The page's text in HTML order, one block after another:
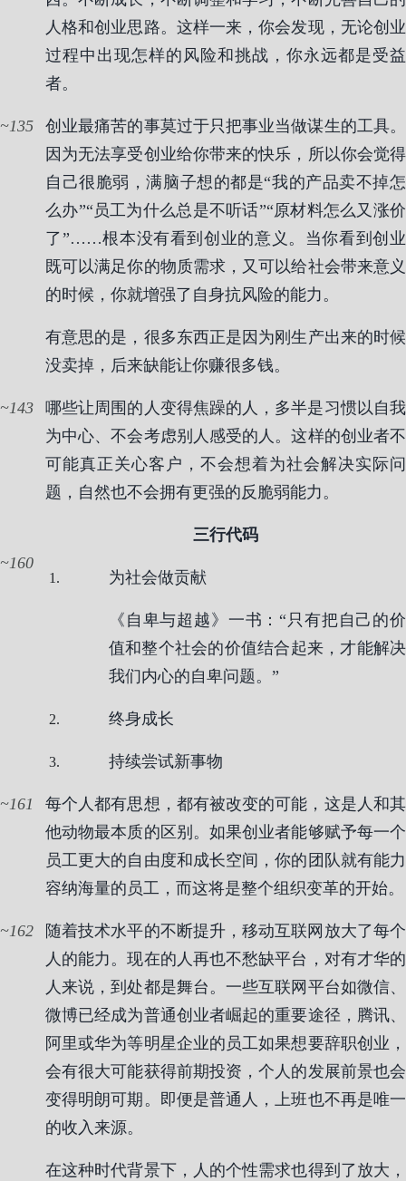
人格和创业思路。这样一来，你会发现，无论创业
过程中出现怎样的风险和挑战，你永远都是受益
者。
135
创业最痛苦的事莫过于只把事业当做谋生的工具。
因为无法享受创业给你带来的快乐，所以你会觉得
自己很脆弱，满脑子想的都是“我的产品卖不掉怎
么办”“员工为什么总是不听话”“原材料怎么又涨价
了”……根本没有看到创业的意义。当你看到创业
既可以满足你的物质需求，又可以给社会带来意义
的时候，你就增强了自身抗风险的能力。
有意思的是，很多东西正是因为刚生产出来的时候
没卖掉，后来缺能让你赚很多钱。
143
哪些让周围的人变得焦躁的人，多半是习惯以自我
为中心、不会考虑别人感受的人。这样的创业者不
可能真正关心客户，不会想着为社会解决实际问
题，自然也不会拥有更强的反脆弱能力。
三行代码
160
为社会做贡献
《自卑与超越》一书：“只有把自己的价
值和整个社会的价值结合起来，才能解决
我们内心的自卑问题。”
终身成长
持续尝试新事物
161
每个人都有思想，都有被改变的可能，这是人和其
他动物最本质的区别。如果创业者能够赋予每一个
员工更大的自由度和成长空间，你的团队就有能力
容纳海量的员工，而这将是整个组织变革的开始。
162
随着技术水平的不断提升，移动互联网放大了每个
人的能力。现在的人再也不愁缺平台，对有才华的
人来说，到处都是舞台。一些互联网平台如微信、
微博已经成为普通创业者崛起的重要途径，腾讯、
阿里或华为等明星企业的员工如果想要辞职创业，
会有很大可能获得前期投资，个人的发展前景也会
变得明朗可期。即便是普通人，上班也不再是唯一
的收入来源。
在这种时代背景下，人的个性需求也得到了放大，